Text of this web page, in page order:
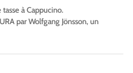
à Cappucino.
par Wolfgang Jönsson, un